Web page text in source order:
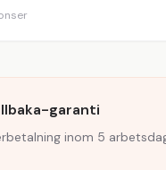
garanti
inom 5